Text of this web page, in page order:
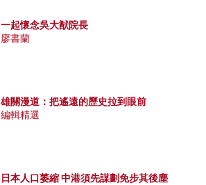
一起懷念吳大猷院長
廖書蘭
雄關漫道：把遙遠的歷史拉到眼前
編輯精選
日本人口萎縮 中港須先謀劃免步其後塵